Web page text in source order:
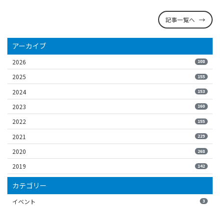
記事一覧へ
アーカイブ
2026 108
2025 155
2024 153
2023 160
2022 155
2021 229
2020 268
2019 142
カテゴリー
イベント 3